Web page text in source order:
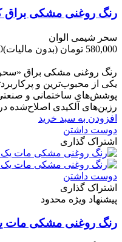
رنگ روغنی مشکی براق
سحر شیمی الوان
580,000 تومان
(بدون مالیات)
رنگ روغنی مشکی براق «سحر
یکی از محبوب‌ترین و
پوشش‌های ساختمانی و
رزین‌های آلکیدی اصلاح‌شده
افزودن به سبد خرید
دوست داشتن
اشتراک گذاری
دوست داشتن
اشتراک گذاری
پیشنهاد ویژه محدود
رنگ روغنی مشکی مات